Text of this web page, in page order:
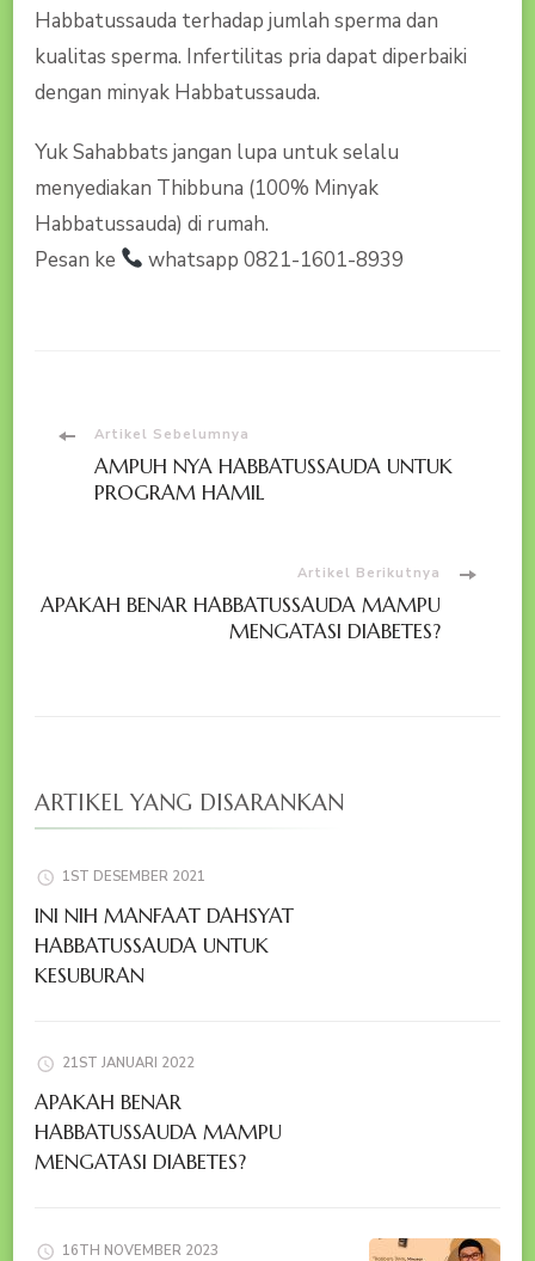
Habbatussauda terhadap jumlah sperma dan
kualitas sperma. Infertilitas pria dapat diperbaiki
dengan minyak Habbatussauda.
Yuk Sahabbats jangan lupa untuk selalu
menyediakan Thibbuna (100% Minyak
Habbatussauda) di rumah.
Pesan ke
whatsapp 0821-1601-8939
Navigasi
Artikel
Artikel Sebelumnya
AMPUH NYA HABBATUSSAUDA UNTUK
PROGRAM HAMIL
Artikel Berikutnya
APAKAH BENAR HABBATUSSAUDA MAMPU
MENGATASI DIABETES?
ARTIKEL YANG DISARANKAN
1ST DESEMBER 2021
INI NIH MANFAAT DAHSYAT
HABBATUSSAUDA UNTUK
KESUBURAN
21ST JANUARI 2022
APAKAH BENAR
HABBATUSSAUDA MAMPU
MENGATASI DIABETES?
16TH NOVEMBER 2023